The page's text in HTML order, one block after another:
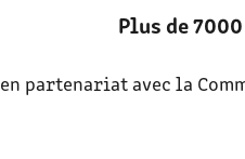
Plus de
en partenariat avec la